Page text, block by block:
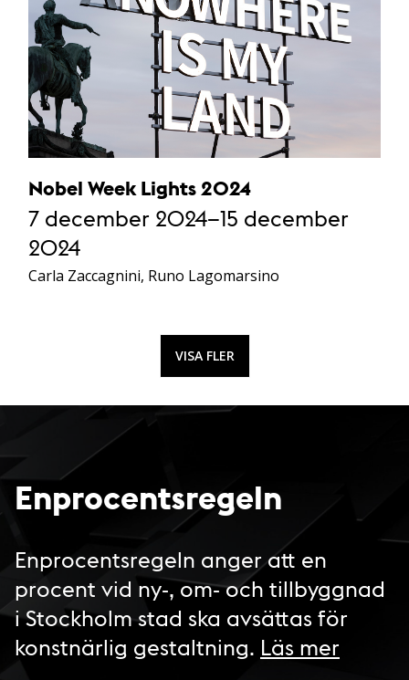
Nobel Week Lights 2024
7 december 2024–15 december
2024
Carla Zaccagnini, Runo Lagomarsino
VISA FLER
Enprocentsregeln
Enprocentsregeln anger att en
procent vid ny-, om- och tillbyggnad
i Stockholm stad ska avsättas för
konstnärlig gestaltning. Läs mer